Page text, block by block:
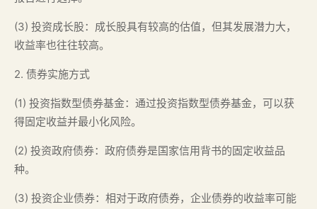
(3) 投资成长股：成长股具有较高的估值，但其发展潜力大，
收益率也往往较高。
2. 债券实施方式
(1) 投资指数型债券基金：通过投资指数型债券基金，可以获
得固定收益并最小化风险。
(2) 投资政府债券：政府债券是国家信用背书的固定收益品
种。
(3) 投资企业债券：相对于政府债券，企业债券的收益率可能